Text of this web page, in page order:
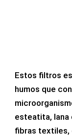
Estos filtros
humos que
esteatita, lana
fibras textiles,